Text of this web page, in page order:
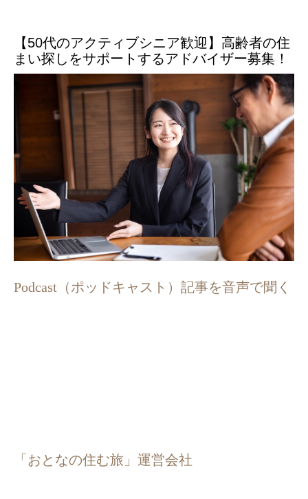
【50代のアクティブシニア歓迎】高齢者の住
まい探しをサポートするアドバイザー募集！
Podcast（ポッドキャスト）記事を音声で聞く
「おとなの住む旅」運営会社